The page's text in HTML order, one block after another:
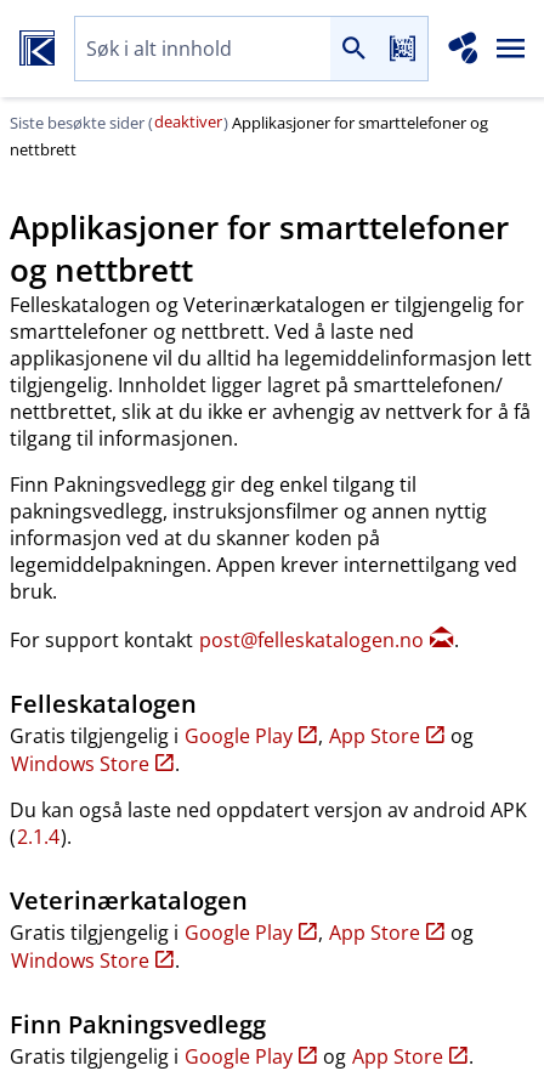
Siste besøkte sider (deaktiver)Applikasjoner for smarttelefoner og
nettbrett
Applikasjoner for smarttelefoner
og nettbrett
Felleskatalogen og Veterinærkatalogen er tilgjengelig for
smarttelefoner og nettbrett. Ved å laste ned
applikasjonene vil du alltid ha legemiddelinformasjon lett
tilgjengelig. Innholdet ligger lagret på smarttelefonen​/​
nettbrettet, slik at du ikke er avhengig av nettverk for å få
tilgang til informasjonen.
Finn Pakningsvedlegg gir deg enkel tilgang til
pakningsvedlegg, instruksjonsfilmer og annen nyttig
informasjon ved at du skanner koden på
legemiddelpakningen. Appen krever internettilgang ved
bruk.
For support kontakt post@felleskatalogen.no .
Felleskatalogen
Gratis tilgjengelig i Google Play , App Store
og
Windows Store
.
Du kan også laste ned oppdatert versjon av android APK
(2.1.4).
Veterinærkatalogen
Gratis tilgjengelig i Google Play , App Store
og
Windows Store
.
Finn Pakningsvedlegg
Gratis tilgjengelig i Google Play og App Store .